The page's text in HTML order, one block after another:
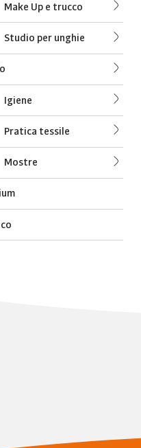
Make Up e trucco
Studio per unghie
Igiene
Pratica tessile
Mostre